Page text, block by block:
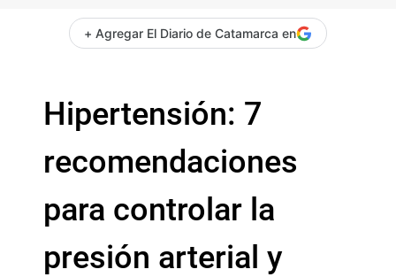
+ Agregar El Diario de Catamarca en
Hipertensión: 7
recomendaciones
para controlar la
presión arterial y